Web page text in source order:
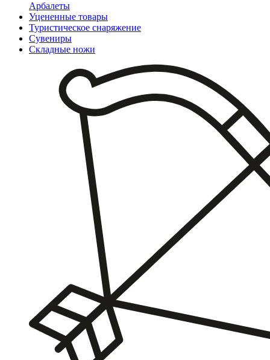
Арбалеты
Уцененные товары
Туристическое снаряжение
Сувениры
Складные ножи